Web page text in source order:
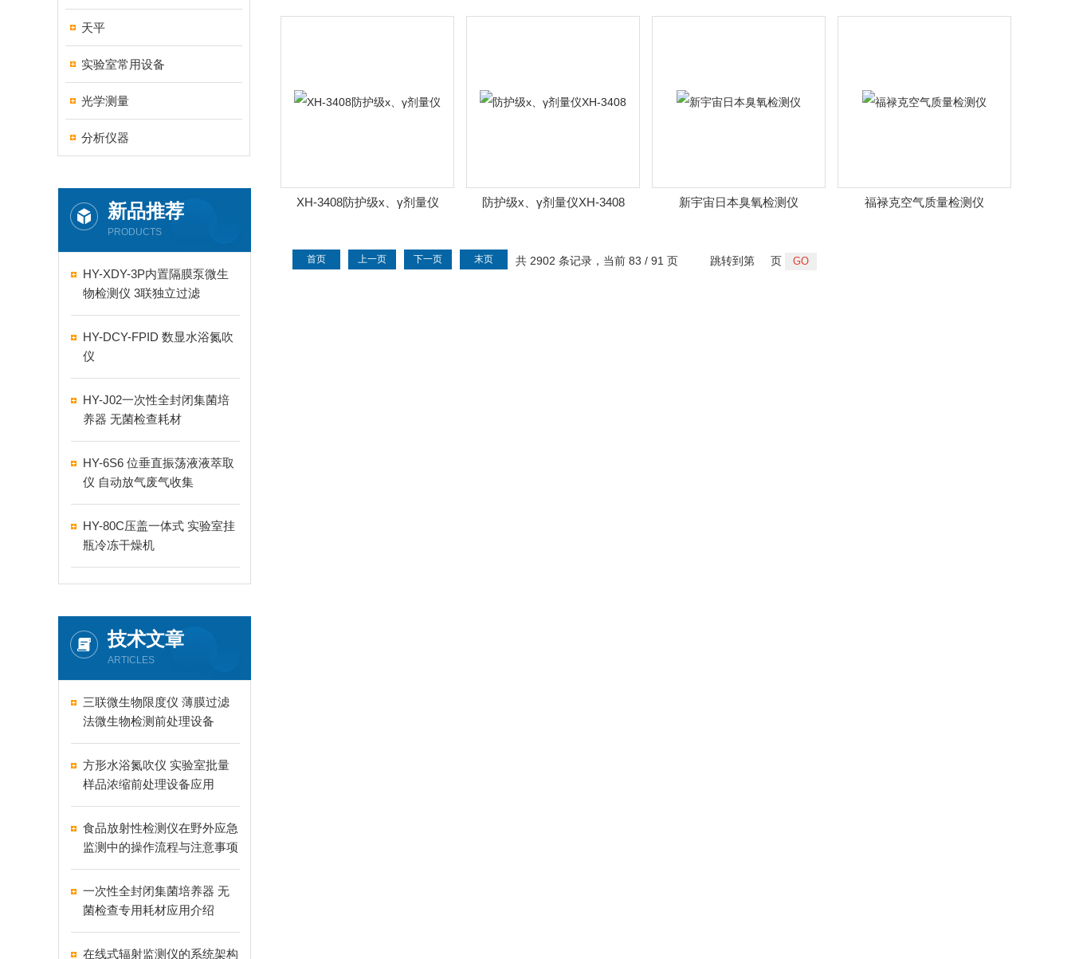
天平
实验室常用设备
光学测量
分析仪器
新品推荐
PRODUCTS
HY-XDY-3P内置隔膜泵微生
物检测仪 3联独立过滤
HY-DCY-FPID 数显水浴氮吹
仪
HY-J02一次性全封闭集菌培
养器 无菌检查耗材
HY-6S6 位垂直振荡液液萃取
仪 自动放气废气收集
HY-80C压盖一体式 实验室挂
瓶冷冻干燥机
技术文章
ARTICLES
三联微生物限度仪 薄膜过滤
法微生物检测前处理设备
方形水浴氮吹仪 实验室批量
样品浓缩前处理设备应用
食品放射性检测仪在野外应急
监测中的操作流程与注意事项
一次性全封闭集菌培养器 无
菌检查专用耗材应用介绍
在线式辐射监测仪的系统架构
XH-3408防护级x、γ剂量仪 防护级x、γ剂量仪XH-3408 新宇宙日本臭氧检测仪 福禄克空气质量检测仪
共 2902 条记录，当前 83 / 91 页
首页 上一页 下一页 末页 跳转到第 页